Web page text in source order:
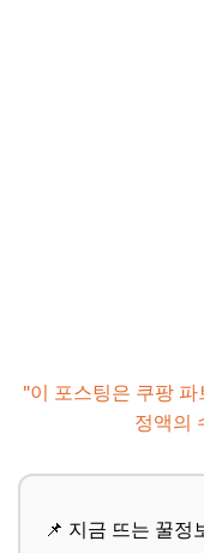
"이 포스팅은 쿠팡
정액의
📌 지금 뜨는 꿀정